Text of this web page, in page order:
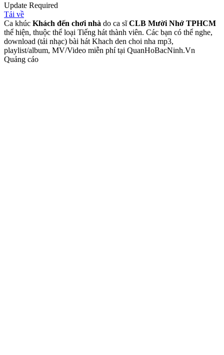
Update Required
Tải về
Ca khúc Khách đến chơi nhà do ca sĩCLB Mười Nhớ TPHCM
thể hiện, thuộc thể loại Tiếng hát thành viên. Các bạn có thể nghe,
download (tải nhạc) bài hát Khach den choi nha mp3,
playlist/album, MV/Video miễn phí tại QuanHoBacNinh.Vn
Quảng cáo